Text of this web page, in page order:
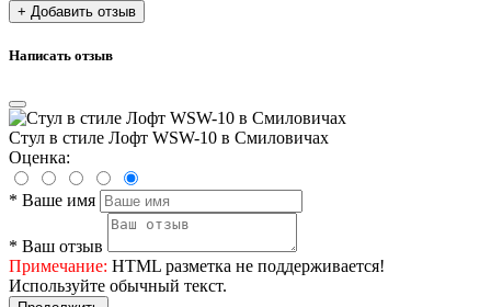
+ Добавить отзыв
Написать отзыв
Стул в стиле Лофт WSW-10 в Смиловичах
Оценка:
* Ваше имя
* Ваш отзыв
Примечание: HTML разметка не поддерживается!
Используйте обычный текст.